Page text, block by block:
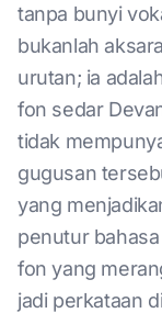
tanpa bunyi
bukanlah
urutan; ia
fon sedar
tidak
gugusan
yang
penutur
fon yang
jadi perkataan